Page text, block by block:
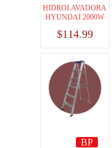
HIDROLAVADORA
HYUNDAI 2000W
$114.99
BP